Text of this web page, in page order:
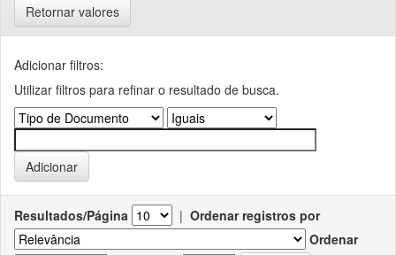
Retornar valores
Adicionar filtros:
Utilizar filtros para refinar o resultado de busca.
Resultados/Página | Ordenar registros por
Ordenar